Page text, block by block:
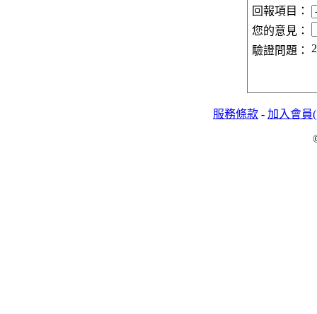
回報項目：
您的意見：
驗證問題：
服務條款 - 加入會員